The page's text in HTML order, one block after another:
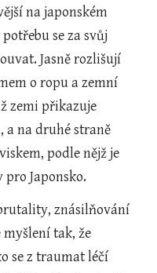
na japonském
se za svůj
Jasně rozlišují
o ropu a zemní
zemi přikazuje
a na druhé straně
podle nějž je
Japonsko.
znásilňování
tak, že
se z traumat léčí